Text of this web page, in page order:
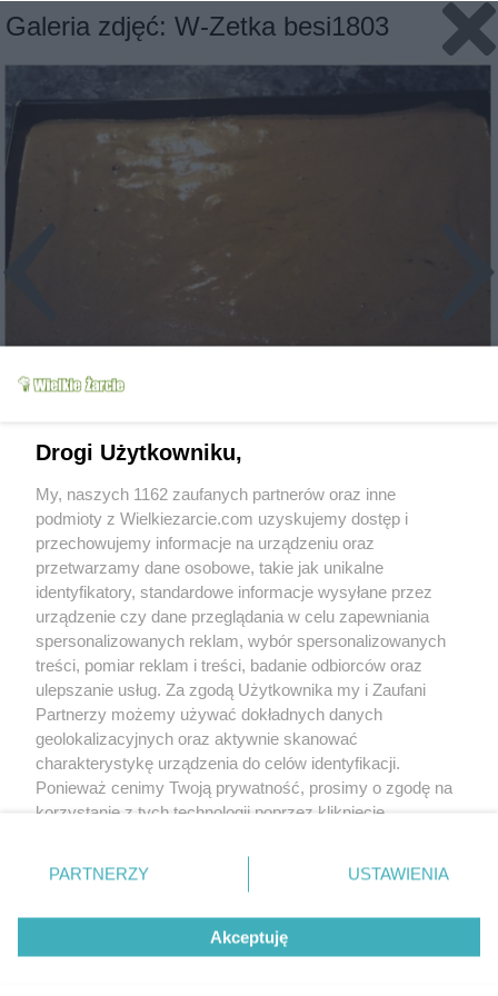
Galeria zdjęć: W-Zetka besi1803
Slajd 6/11
Drogi Użytkowniku,
My, naszych 1162 zaufanych partnerów oraz inne
podmioty z Wielkiezarcie.com uzyskujemy dostęp i
przechowujemy informacje na urządzeniu oraz
przetwarzamy dane osobowe, takie jak unikalne
identyfikatory, standardowe informacje wysyłane przez
urządzenie czy dane przeglądania w celu zapewniania
spersonalizowanych reklam, wybór spersonalizowanych
treści, pomiar reklam i treści, badanie odbiorców oraz
ulepszanie usług. Za zgodą Użytkownika my i Zaufani
Partnerzy możemy używać dokładnych danych
geolokalizacyjnych oraz aktywnie skanować
charakterystykę urządzenia do celów identyfikacji.
Ponieważ cenimy Twoją prywatność, prosimy o zgodę na
korzystanie z tych technologii poprzez kliknięcie
zmienić/wycofać klikając przycisk ustawień prywatności
znajdujący się w lewym dolnym rogu strony
rodzaje przetwarzania danych nie wymagają zgody
użytkownika, ale masz prawo sprzeciwić się takiemu
przetwarzaniu. Preferencje będą miały zastosowania tylko
PARTNERZY USTAWIENIA
Akceptuję